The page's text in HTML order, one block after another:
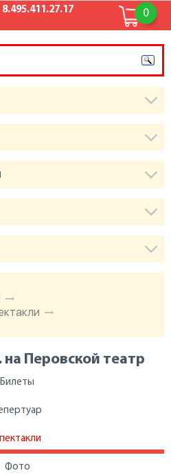
0
8.495.411.27.17
на Перовской театр
Билеты
Фото